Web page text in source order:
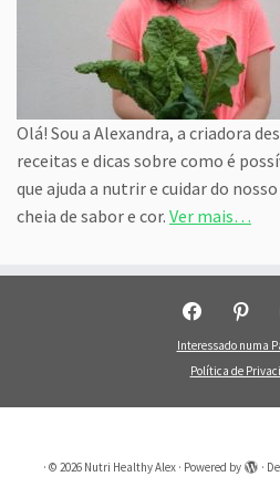
Olá! Sou a Alexandra, a criadora
receitas e dicas sobre como é
que ajuda a nutrir e cuidar do
cheia de sabor e cor. Ver mais…
facebook pinterest
Interessado numa
Política de
· © 2026 Nutri Healthy Alex· Powered by ·